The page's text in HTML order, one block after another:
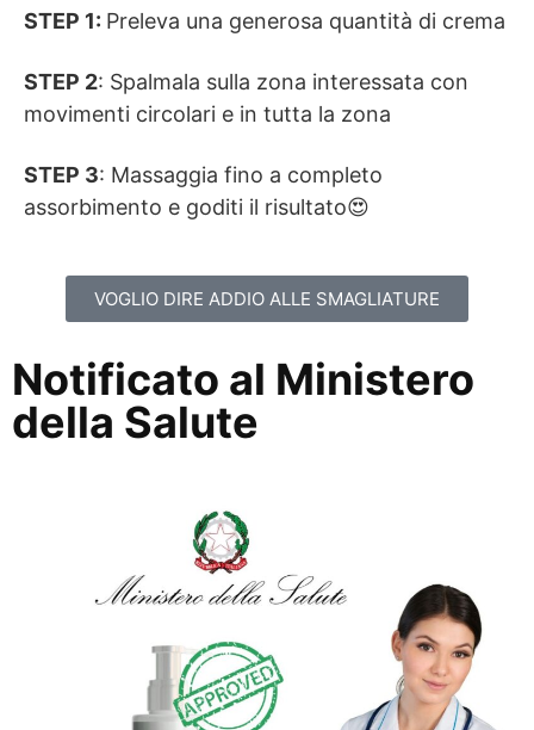
STEP 1: Preleva una generosa quantità di crema
STEP 2: Spalmala sulla zona interessata con
movimenti circolari e in tutta la zona
STEP 3: Massaggia fino a completo
assorbimento e goditi il risultato😍
VOGLIO DIRE ADDIO ALLE SMAGLIATURE
Notificato al Ministero
della Salute